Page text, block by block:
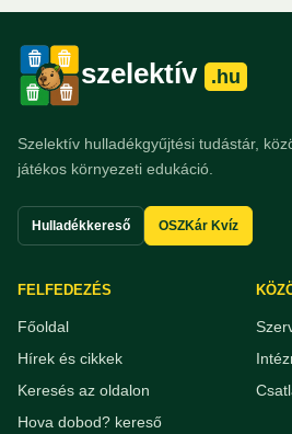
szelektív .hu
Szelektív hulladékgyűjtési tudástár,
játékos környezeti edukáció.
Hulladékkereső OSZKár Kvíz
FELFEDEZÉS
Főoldal
Hírek és cikkek
Keresés az oldalon
Hova dobod? kereső